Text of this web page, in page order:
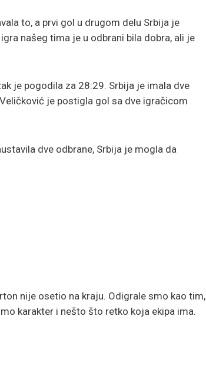
to, a prvi gol u drugom delu Srbija je
našeg tima je u odbrani bila dobra, ali je
je pogodila za 28:29. Srbija je imala dve
je postigla gol sa dve igračicom
dve odbrane, Srbija je mogla da
nije osetio na kraju. Odigrale smo kao tim,
karakter i nešto što retko koja ekipa ima.